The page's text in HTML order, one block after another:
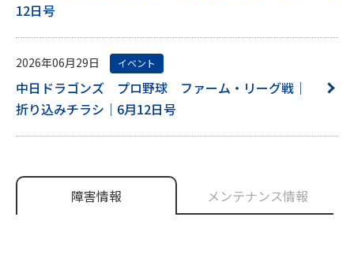
12日号
2026年06月29日 イベント
中日ドラゴンズ プロ野球 ファーム・リーグ戦｜
折り込みチラシ｜6月12日号
障害情報 メンテナンス情報